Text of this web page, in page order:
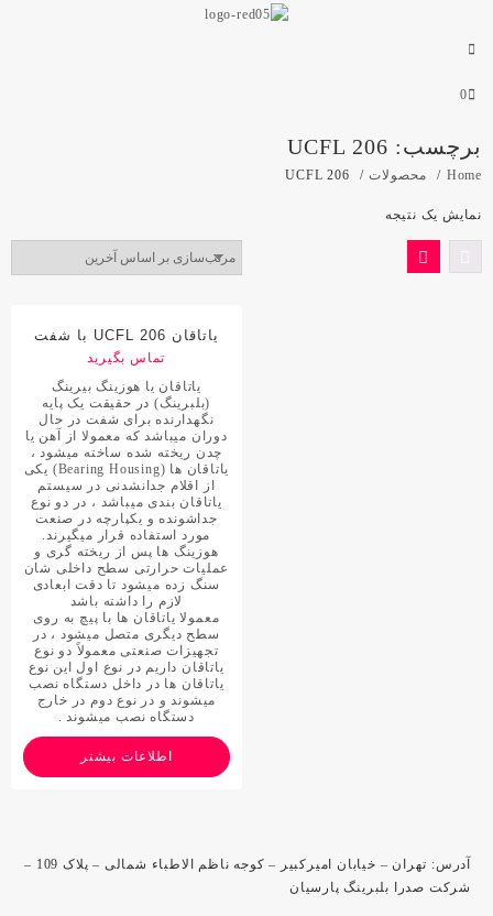
0
برچسب: UCFL 206
Home محصولات UCFL 206
نمایش یک نتیجه
یاتاقان UCFL 206 با شفت
30 میلی متر
تماس بگیرید
یاتاقان یا هوزینگ بیرینگ
(بلبرینگ) در حقیقت یک پایه
نگهدارنده برای شفت در حال
دوران میباشد که معمولا از آهن یا
چدن ریخته شده ساخته میشود ،
یاتاقان ها (Bearing Housing) یکی
از اقلام جدانشدنی در سیستم
یاتاقان بندی میباشد ، در دو نوع
جداشونده و یکپارچه در صنعت
مورد استفاده قرار میگیرند.
هوزینگ ها پس از ریخته گری و
عملیات حرارتی سطح داخلی شان
سنگ زده میشود تا دقت ابعادی
لازم را داشته باشد
معمولا یاتاقان ها با پیچ به روی
سطح دیگری متصل میشود ، در
تجهیزات صنعتی معمولاً دو نوع
یاتاقان داریم در نوع اول این نوع
یاتاقان ها در داخل دستگاه نصب
میشوند و در نوع دوم در خارج
دستگاه نصب میشوند .
اطلاعات بیشتر
آدرس: تهران – خیابان امیرکبیر – کوجه ناظم الاطباء شمالی – پلاک 109 –
شرکت صدرا بلبرینگ پارسیان